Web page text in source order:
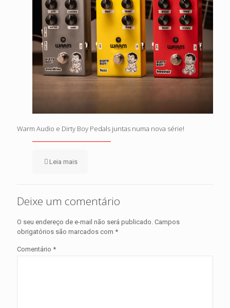
Warm Audio e Dirty Boy Pedals juntas numa nova série!
Leia mais
Deixe um comentário
O seu endereço de e-mail não será publicado. Campos
obrigatórios são marcados com *
Comentário *